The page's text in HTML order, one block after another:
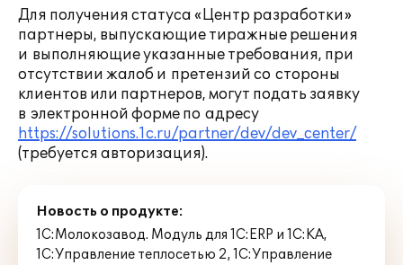
Для получения статуса «Центр разработки»
партнеры, выпускающие тиражные решения
и выполняющие указанные требования, при
отсутствии жалоб и претензий со стороны
клиентов или партнеров, могут подать заявку
в электронной форме по адресу
https://solutions.1c.ru/partner/dev/dev_center/
(требуется авторизация).
Новость о продукте:
1С:Молокозавод. Модуль для 1С:ERP и 1С:КА,
1С:Управление теплосетью 2,1С:Управление